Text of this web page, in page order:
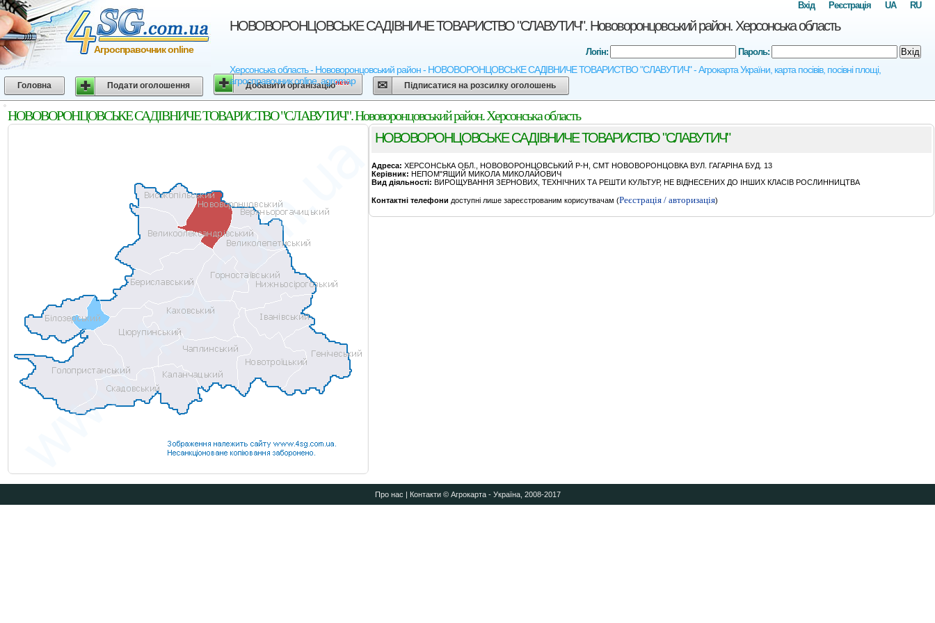
НОВОВОРОНЦОВСЬКЕ САДIВНИЧЕ ТОВАРИСТВО "СЛАВУТИЧ". Нововоронцовський район. Херсонська область
Херсонська область - Нововоронцовський район - НОВОВОРОНЦОВСЬКЕ САДIВНИЧЕ ТОВАРИСТВО "СЛАВУТИЧ" - Агрокарта України, карта посівів, посівні площі,
агросправочник online, agromap
Агросправочник online
RU
UA
Реєстрація
Вхід
Логін: Пароль: Вхід
Головна Подати оголошення Добавити організаціюnew Підписатися на розсилку оголошень
НОВОВОРОНЦОВСЬКЕ САДIВНИЧЕ ТОВАРИСТВО "СЛАВУТИЧ". Нововоронцовський район. Херсонська область
НОВОВОРОНЦОВСЬКЕ САДIВНИЧЕ ТОВАРИСТВО "СЛАВУТИЧ"
Адреса: ХЕРСОНСЬКА ОБЛ., НОВОВОРОНЦОВСЬКИЙ Р-Н, СМТ НОВОВОРОНЦОВКА ВУЛ. ГАГАРIНА БУД. 13
Керівник: НЕПОМ"ЯЩИЙ МИКОЛА МИКОЛАЙОВИЧ
Вид діяльності: ВИРОЩУВАННЯ ЗЕРНОВИХ, ТЕХНІЧНИХ ТА РЕШТИ КУЛЬТУР, НЕ ВІДНЕСЕНИХ ДО ІНШИХ КЛАСІВ РОСЛИННИЦТВА
Контактні телефони доступні лише зареєстрованим корисутвачам (Реєстрація / авторизація)
Про нас | Контакти© Агрокарта - Україна, 2008-2017